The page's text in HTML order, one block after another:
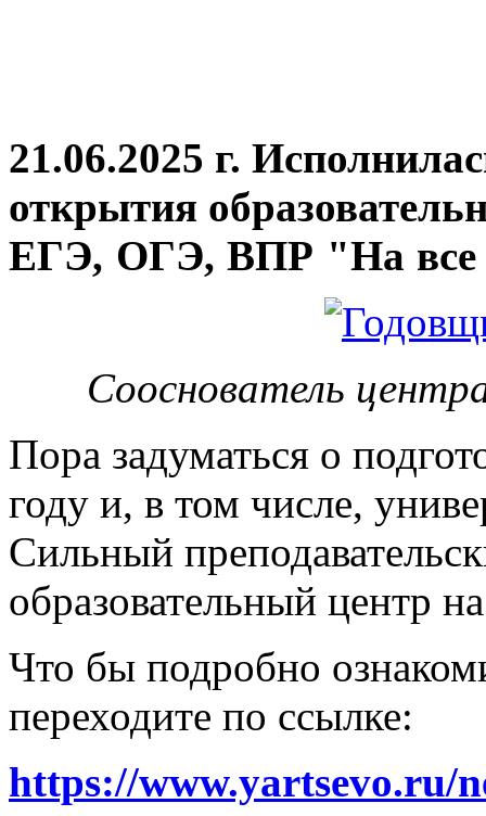
21.06.2025 г.
открытия
ЕГЭ, ОГЭ, ВПР "На все
Сооснователь
Пора задуматься о
году и, в том числе,
Сильный
образовательный центр
Что бы подробно
переходите по ссылке:
https://www.yartsevo.ru/